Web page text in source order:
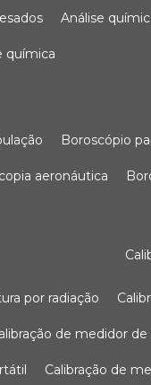
análise
química
boroscópio
aeronáutica
por radiação
calibração de medidor
calibração de